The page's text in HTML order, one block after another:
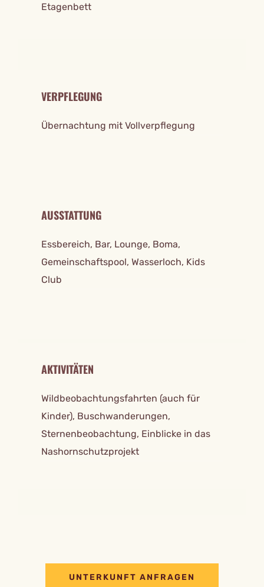
Etagenbett
VERPFLEGUNG
Übernachtung mit Vollverpflegung
AUSSTATTUNG
Essbereich, Bar, Lounge, Boma,
Gemeinschaftspool, Wasserloch, Kids
Club
AKTIVITÄTEN
Wildbeobachtungsfahrten (auch für
Kinder), Buschwanderungen,
Sternenbeobachtung, Einblicke in das
Nashornschutzprojekt
UNTERKUNFT ANFRAGEN